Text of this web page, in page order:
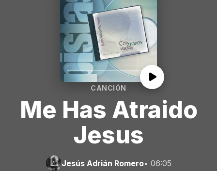
CANCIÓN
Me Has Atraido
Jesus
Jesús Adrián Romero• 06:05